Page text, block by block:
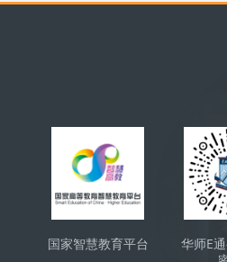
版块
国家智慧教育平台
华师E